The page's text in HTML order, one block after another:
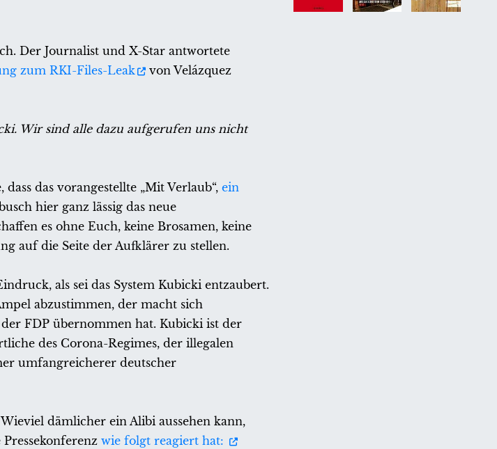
Der Journalist und X-Star antwortete
zum RKI-Files-Leak
von Velázquez
Wir sind alle dazu aufgerufen uns nicht
das vorangestellte „Mit Verlaub“, ein
hier ganz lässig das neue
es ohne Euch, keine Brosamen, keine
auf die Seite der Aufklärer zu stellen.
als sei das System Kubicki entzaubert.
abzustimmen, der macht sich
FDP übernommen hat. Kubicki ist der
des Corona-Regimes, der illegalen
umfangreicherer deutscher
dämlicher ein Alibi aussehen kann,
wie folgt reagiert hat: